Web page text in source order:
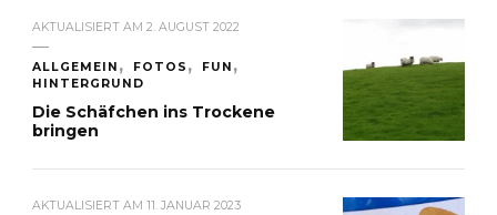
AKTUALISIERT AM 2. AUGUST 2022
ALLGEMEIN FOTOS
FUN
HINTERGRUND
Die Schäfchen ins Trockene
bringen
AKTUALISIERT AM 11. JANUAR 2023